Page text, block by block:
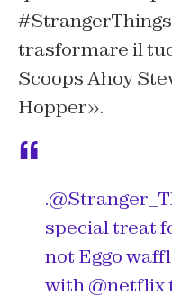
trasformare il
Scoops Ahoy
Hopper».
.
special treat
not Eggo
with@netflix